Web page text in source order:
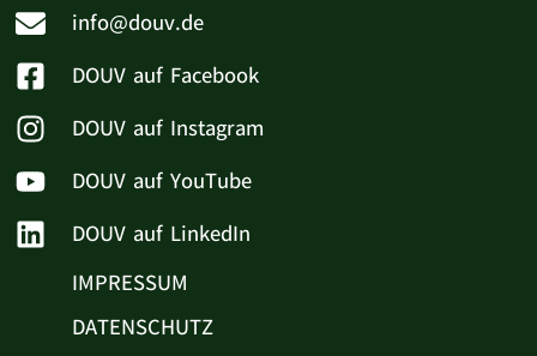
info@douv.de
DOUV auf Facebook
DOUV auf Instagram
DOUV auf YouTube
DOUV auf LinkedIn
IMPRESSUM
DATENSCHUTZ